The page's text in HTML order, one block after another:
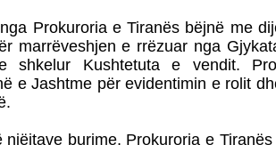
Prokuroria e Tiranës bëjnë me
marrëveshjen e rrëzuar nga
shkelur Kushtetuta e vendit.
e Jashtme për evidentimin e rolit
njëjtave burime, Prokuroria e